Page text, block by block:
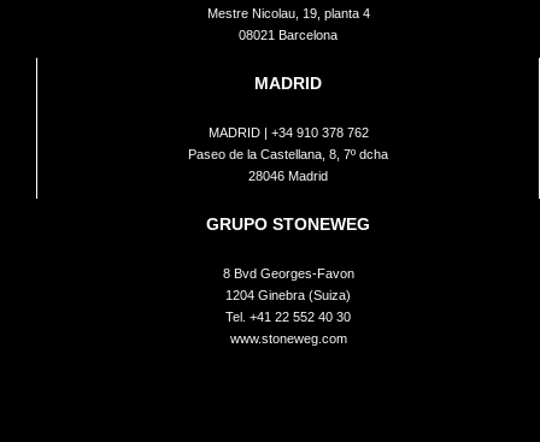
Mestre Nicolau, 19, planta 4
08021 Barcelona
MADRID
MADRID | +34 910 378 762
Paseo de la Castellana, 8, 7º dcha
28046 Madrid
GRUPO STONEWEG
8 Bvd Georges-Favon
1204 Ginebra (Suiza)
Tel. +41 22 552 40 30
www.stoneweg.com